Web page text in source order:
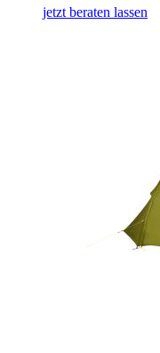
jetzt beraten lassen